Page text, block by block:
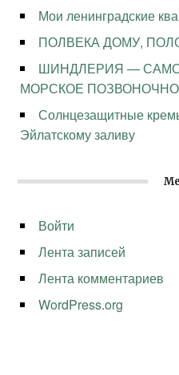
Мои ленинградские
ПОЛВЕКА ДОМУ,
ШИНДЛЕРИЯ —
МОРСКОЕ
Солнцезащитные
Эйлатскому заливу
Войти
Лента записей
Лента комментариев
WordPress.org